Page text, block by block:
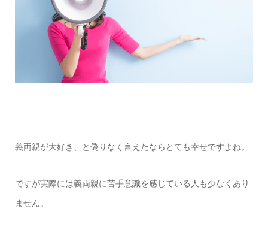
義両親が大好き、と偽りなく言えたならとても幸せですよね。
ですが実際には義両親に苦手意識を感じている人も少なくあり
ません。